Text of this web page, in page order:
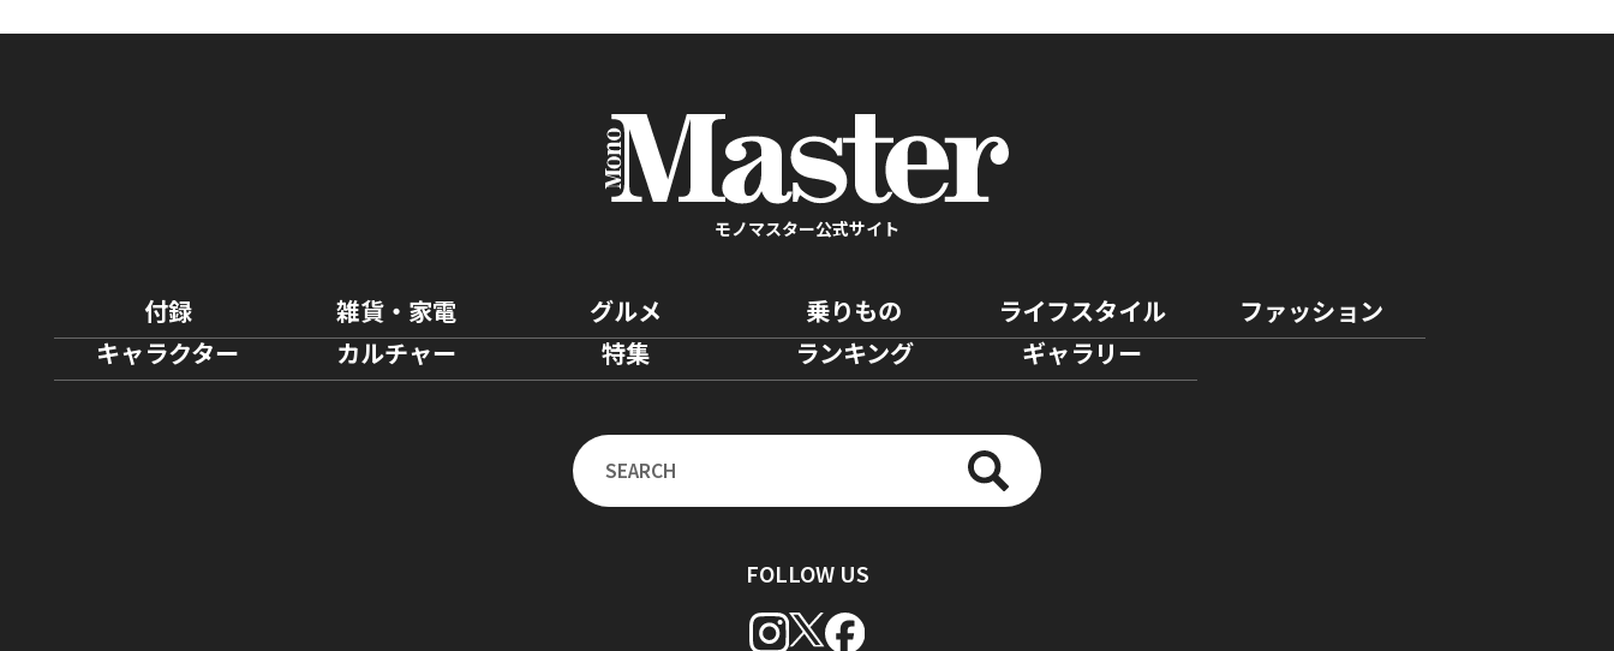
モノマスター公式サイト
付録 雑貨・家電 グルメ 乗りもの ライフスタイル
ファッション
キャラクター
カルチャー 特集 ランキング ギャラリー
FOLLOW US